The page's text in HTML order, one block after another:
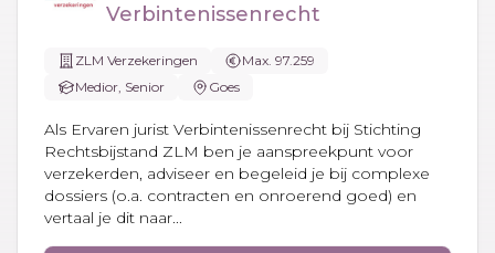
Verbintenissenrecht
ZLM Verzekeringen
Max. 97.259
Medior, Senior
Goes
Als Ervaren jurist Verbintenissenrecht bij Stichting
Rechtsbijstand ZLM ben je aanspreekpunt voor
verzekerden, adviseer en begeleid je bij complexe
dossiers (o.a. contracten en onroerend goed) en
vertaal je dit naar...